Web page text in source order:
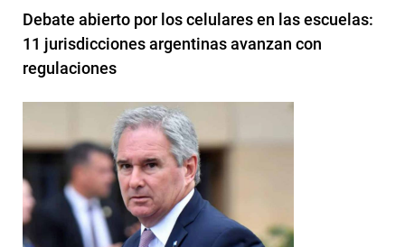
Debate abierto por los celulares en las escuelas:
11 jurisdicciones argentinas avanzan con
regulaciones